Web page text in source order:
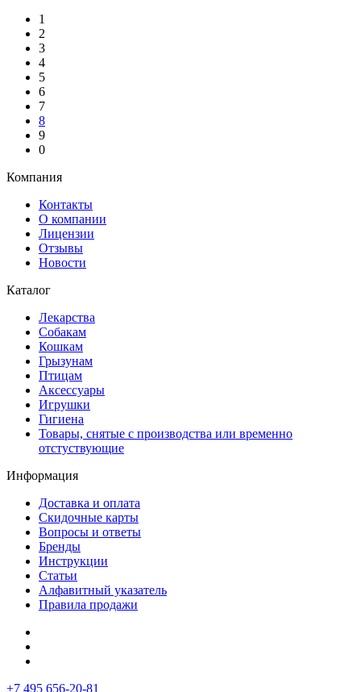
1
2
3
4
5
6
7
8
9
0
Компания
Контакты
О компании
Лицензии
Отзывы
Новости
Каталог
Лекарства
Собакам
Кошкам
Грызунам
Птицам
Аксессуары
Игрушки
Гигиена
Товары, снятые с производства или временно
отстуствующие
Информация
Доставка и оплата
Скидочные карты
Вопросы и ответы
Бренды
Инструкции
Статьи
Алфавитный указатель
Правила продажи
+7 495 656-20-81